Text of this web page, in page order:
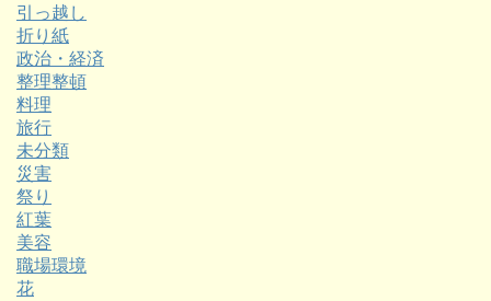
引っ越し
折り紙
政治・経済
整理整頓
料理
旅行
未分類
災害
祭り
紅葉
美容
職場環境
花